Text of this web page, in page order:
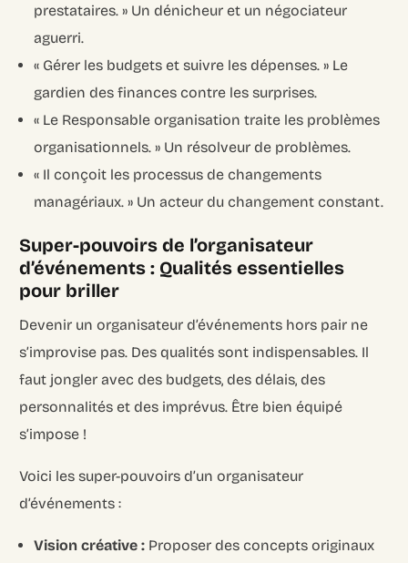
prestataires. » Un dénicheur et un négociateur
aguerri.
« Gérer les budgets et suivre les dépenses. » Le
gardien des finances contre les surprises.
« Le Responsable organisation traite les problèmes
organisationnels. » Un résolveur de problèmes.
« Il conçoit les processus de changements
managériaux. » Un acteur du changement constant.
Super-pouvoirs de l’organisateur
d’événements : Qualités essentielles
pour briller
Devenir un organisateur d’événements hors pair ne
s’improvise pas. Des qualités sont indispensables. Il
faut jongler avec des budgets, des délais, des
personnalités et des imprévus. Être bien équipé
s’impose !
Voici les super-pouvoirs d’un organisateur
d’événements :
Vision créative : Proposer des concepts originaux